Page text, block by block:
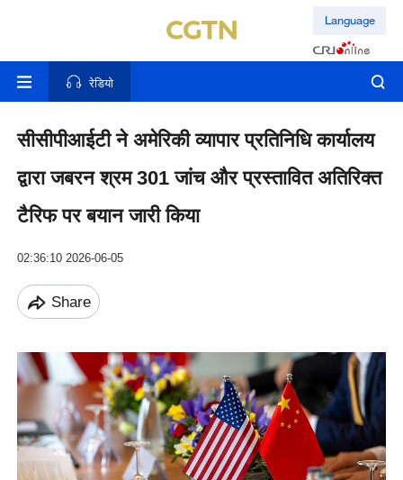
Language
रेडियो
सीसीपीआईटी ने अमेरिकी व्यापार प्रतिनिधि कार्यालय
द्वारा जबरन श्रम 301 जांच और प्रस्तावित अतिरिक्त
टैरिफ पर बयान जारी किया
02:36:10 2026-06-05
Share